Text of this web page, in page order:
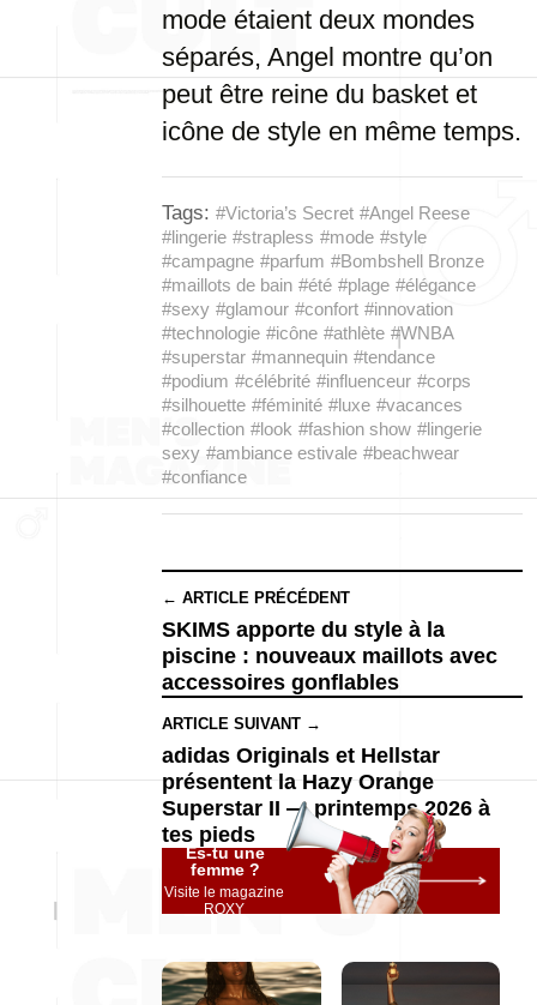
mode étaient deux mondes
séparés, Angel montre qu’on
peut être reine du basket et
icône de style en même temps.
Tags: #Victoria’s Secret #Angel Reese
#lingerie #strapless #mode #style
#campagne #parfum #Bombshell Bronze
#maillots de bain #été #plage #élégance
#sexy #glamour #confort #innovation
#technologie #icône #athlète #WNBA
#superstar #mannequin #tendance
#podium #célébrité #influenceur #corps
#silhouette #féminité #luxe #vacances
#collection #look #fashion show #lingerie
sexy #ambiance estivale #beachwear
#confiance
← ARTICLE PRÉCÉDENT
SKIMS apporte du style à la
piscine : nouveaux maillots avec
accessoires gonflables
ARTICLE SUIVANT →
adidas Originals et Hellstar
présentent la Hazy Orange
Superstar II — printemps 2026 à
tes pieds
Es-tu une
femme ?
Visite le magazine
ROXY